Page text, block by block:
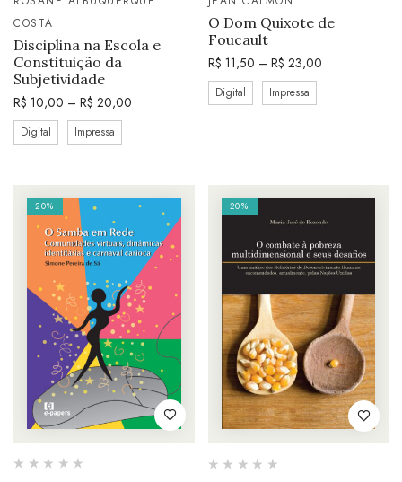
COSTA
Disciplina na Escola e
Constituição da
Subjetividade
R$ 10,00 – R$ 20,00
Digital Impressa
O Dom Quixote de
Foucault
R$ 11,50 – R$ 23,00
Digital Impressa
20% 20%